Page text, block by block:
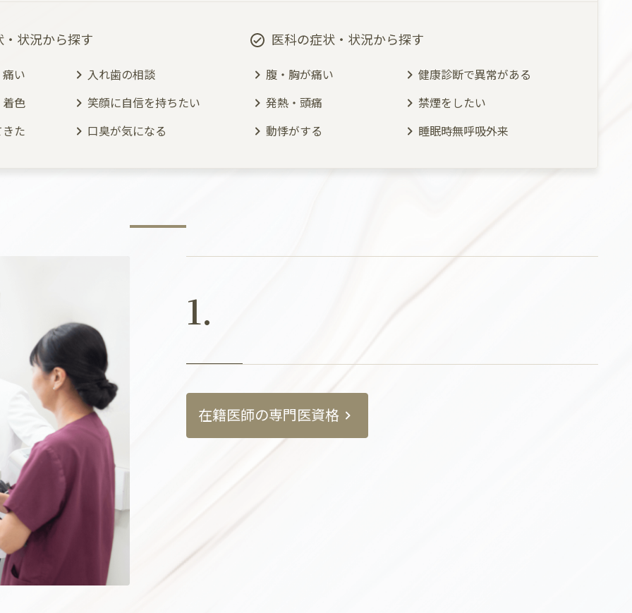
状況から探す
い
入れ歯の相談
色
笑顔に自信を持ちたい
た
口臭が気になる
医科の症状・状況から探す
腹・胸が痛い
健康診断で異常がある
発熱・頭痛
禁煙をしたい
動悸がする
睡眠時無呼吸外来
1.
在籍医師の専門医資格